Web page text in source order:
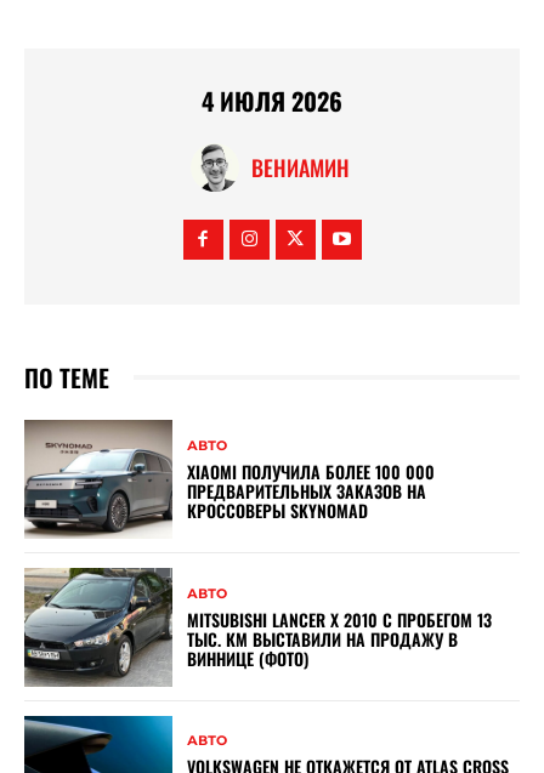
4 ИЮЛЯ 2026
ВЕНИАМИН
ПО ТЕМЕ
АВТО
XIAOMI ПОЛУЧИЛА БОЛЕЕ 100 000
ПРЕДВАРИТЕЛЬНЫХ ЗАКАЗОВ НА
КРОССОВЕРЫ SKYNOMAD
АВТО
MITSUBISHI LANCER X 2010 С ПРОБЕГОМ 13
ТЫС. КМ ВЫСТАВИЛИ НА ПРОДАЖУ В
ВИННИЦЕ (ФОТО)
АВТО
VOLKSWAGEN НЕ ОТКАЖЕТСЯ ОТ ATLAS CROSS